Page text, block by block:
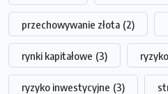
przechowywanie złota (2)
rynki kapitałowe (3) ryzyko
ryzyko inwestycyjne (3)